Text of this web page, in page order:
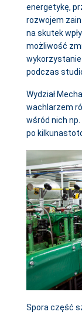
energetykę,
rozwojem
na skutek
możliwość
podczas
Wydział
wachlarzem
wśród nich
po
Spora część